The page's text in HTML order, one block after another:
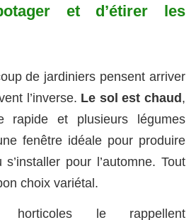
et d’étirer les
de jardiniers pensent arriver
l’inverse. Le sol est chaud ,
rapide et plusieurs légumes
fenêtre idéale pour produire
pour l’automne. Tout
choix variétal.
horticoles le rappellent